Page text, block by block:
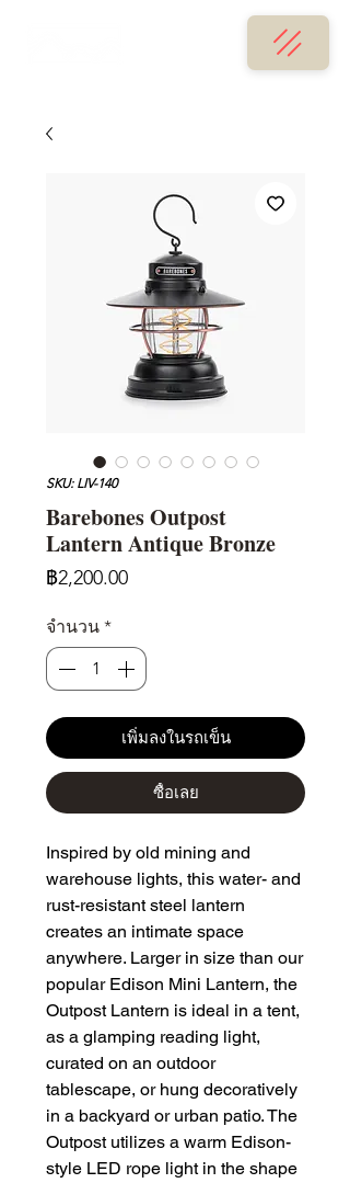
SKU: LIV-140
Barebones Outpost
Lantern Antique Bronze
฿2,200.00ราคา
จำนวน *
เพิ่มลงในรถเข็น
ซื้อเลย
Inspired by old mining and
warehouse lights, this water- and
rust-resistant steel lantern
creates an intimate space
anywhere. Larger in size than our
popular Edison Mini Lantern, the
Outpost Lantern is ideal in a tent,
as a glamping reading light,
curated on an outdoor
tablescape, or hung decoratively
in a backyard or urban patio. The
Outpost utilizes a warm Edison-
style LED rope light in the shape